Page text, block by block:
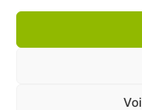
© APNP Copyright